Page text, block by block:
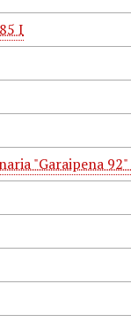
I
"Garaipena 92"